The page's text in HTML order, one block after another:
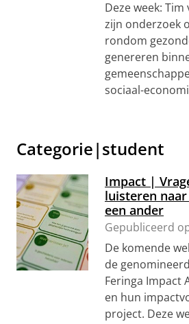
Deze week:
zijn onderzoek
rondom
genereren
sociaal-
Categorie|student
Impact |
luisteren
een ander
Gepubliceerd
De komende
de
Feringa Impact
en hun
project. Deze